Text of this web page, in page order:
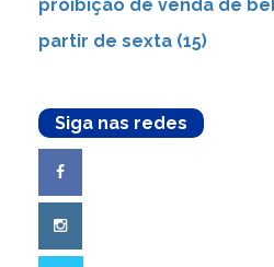
proibição de venda de
partir de sexta (15)
Siga nas redes